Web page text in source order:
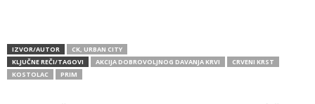
IZVOR/AUTOR
CK, URBAN CITY
KLJUČNE REČI/TAGOVI
AKCIJA DOBROVOLJNOG DAVANJA KRVI
CRVENI KRST
KOSTOLAC
PRIM